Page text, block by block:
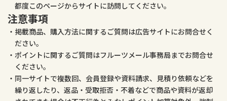
都度このページからサイトに訪問してください。
注意事項
掲載商品、購入方法に関するご質問は広告サイトにお問合せく
ださい。
ポイントに関するご質問はフルーツメール事務局までお問合せ
ください。
同一サイトで複数回、会員登録や資料請求、見積り依頼などを
繰り返したり、返品・受取拒否・不着などで商品や資料が返却